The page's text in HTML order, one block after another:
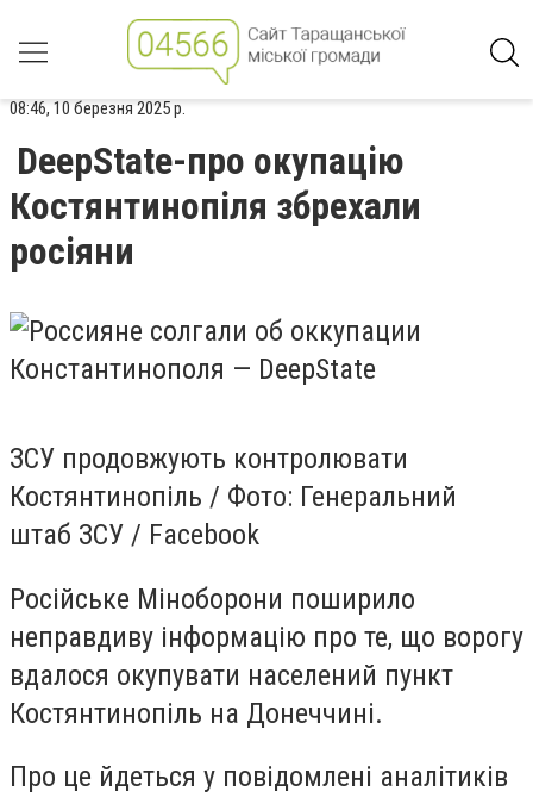
08:46, 10 березня 2025 р.
DeepState-про окупацію
Костянтинопіля збрехали
росіяни
ЗСУ продовжують контролювати
Костянтинопіль / Фото: Генеральний
штаб ЗСУ / Facebook
Російське Міноборони поширило
неправдиву інформацію про те, що ворогу
вдалося окупувати населений пункт
Костянтинопіль на Донеччині.
Про це йдеться у повідомлені аналітиків